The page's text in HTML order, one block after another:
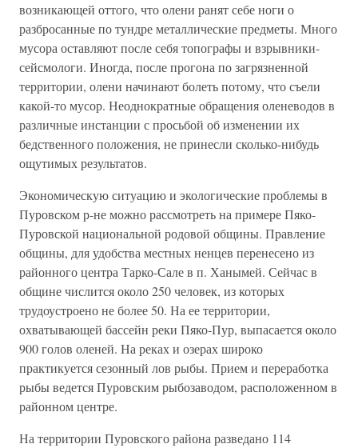
возникающей оттого, что олени ранят себе ноги о
разбросанные по тундре металлические предметы. Много
мусора оставляют после себя топографы и взрывники-
сейсмологи. Иногда, после прогона по загрязненной
территории, олени начинают болеть потому, что съели
какой-то мусор. Неоднократные обращения оленеводов в
различные инстанции с просьбой об изменении их
бедственного положения, не принесли сколько-нибудь
ощутимых результатов.
Экономическую ситуацию и экологические проблемы в
Пуровском р-не можно рассмотреть на примере Пяко-
Пуровской национальной родовой общины. Правление
общины, для удобства местных ненцев перенесено из
районного центра Тарко-Сале в п. Ханымей. Сейчас в
общине числится около 250 человек, из которых
трудоустроено не более 50. На ее территории,
охватывающей бассейн реки Пяко-Пур, выпасается около
900 голов оленей. На реках и озерах широко
практикуется сезонный лов рыбы. Прием и переработка
рыбы ведется Пуровским рыбозаводом, расположенном в
районном центре.
На территории Пуровского района разведано 114